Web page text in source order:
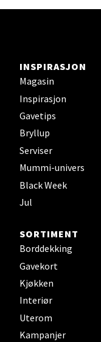
INSPIRASJON
Magasin
Inspirasjon
Gavetips
Bryllup
Serviser
Mummi-univers
Black Week
Jul
SORTIMENT
Borddekking
Gavekort
Kjøkken
Interiør
Uterom
Kampanjer
Ski Storsenter,
Åpent i dag 10-21
0 i butikk
Sortland
Åpent i dag 10-19
0 i butikk